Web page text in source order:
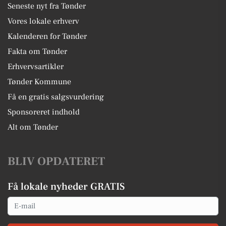
Seneste nyt fra Tønder
Vores lokale erhverv
Kalenderen for Tønder
Fakta om Tønder
Erhvervsartikler
Tønder Kommune
Få en gratis salgsvurdering
Sponsoreret indhold
Alt om Tønder
BLIV OPDATERET
Få lokale nyheder GRATIS
Email